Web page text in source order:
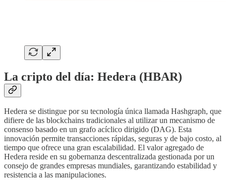
La cripto del día: Hedera (HBAR)
Hedera se distingue por su tecnología única llamada Hashgraph, que
difiere de las blockchains tradicionales al utilizar un mecanismo de
consenso basado en un grafo acíclico dirigido (DAG). Esta
innovación permite transacciones rápidas, seguras y de bajo costo, al
tiempo que ofrece una gran escalabilidad. El valor agregado de
Hedera reside en su gobernanza descentralizada gestionada por un
consejo de grandes empresas mundiales, garantizando estabilidad y
resistencia a las manipulaciones.